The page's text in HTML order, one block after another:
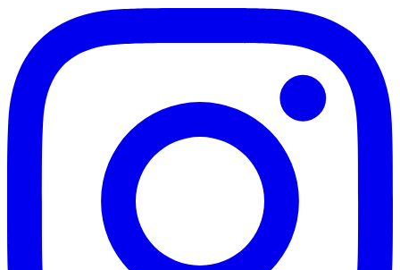
São Paulo